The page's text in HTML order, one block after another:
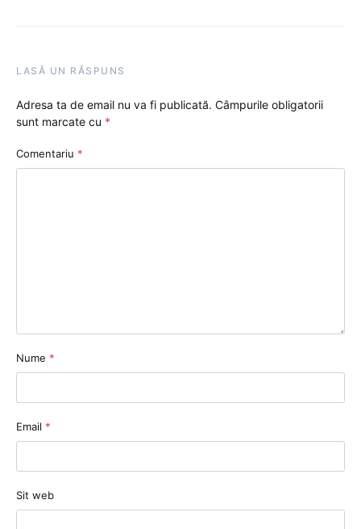
LASĂ UN RĂSPUNS
Adresa ta de email nu va fi publicată. Câmpurile obligatorii
sunt marcate cu *
Comentariu *
Nume *
Email *
Sit web